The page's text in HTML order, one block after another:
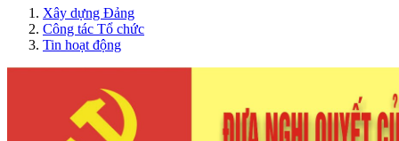
Xây dựng Đảng
Công tác Tổ chức
Tin hoạt động